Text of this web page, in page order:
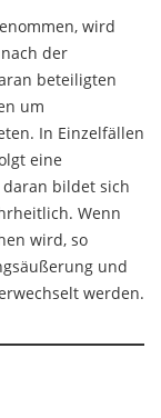
wird
der
beteiligten
um
In Einzelfällen
eine
bildet sich
Wenn
wird, so
und
werden.